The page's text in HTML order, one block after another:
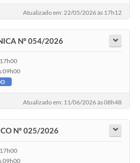
Atualizado em: 22/05/2026 às 17h12
Nº 054/2026
09h00
Atualizado em: 11/06/2026 às 08h48
Nº 025/2026
09h00